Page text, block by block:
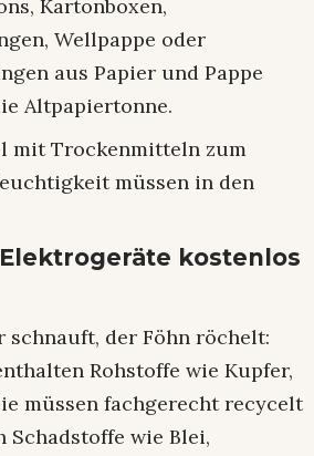
Kartonboxen,
Wellpappe oder
aus Papier und Pappe
Altpapiertonne.
mit Trockenmitteln zum
müssen in den
kostenlos
schnauft, der Föhn röchelt:
Rohstoffe wie Kupfer,
müssen fachgerecht recycelt
Schadstoffe wie Blei,